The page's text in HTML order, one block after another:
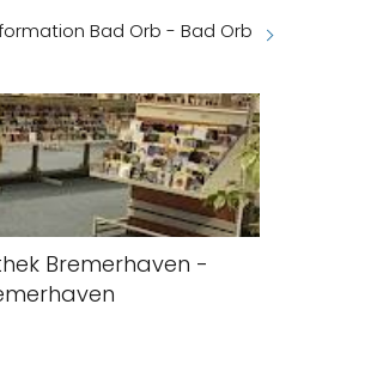
Bad Orb - Bad Orb
Bremerhaven -